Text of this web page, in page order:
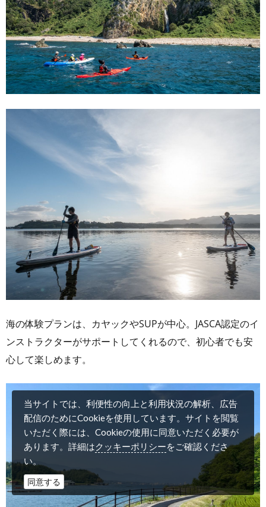
海の体験プランは、カヤックやSUPが中心。JASCA認定のイ
ンストラクターがサポートしてくれるので、初心者でも安
心して楽しめます。
当サイトでは、利便性の向上と利用状況の解析、広告
配信のためにCookieを使用しています。サイトを閲覧
いただく際には、Cookieの使用に同意いただく必要が
あります。詳細はクッキーポリシーをご確認くださ
い。
同意する